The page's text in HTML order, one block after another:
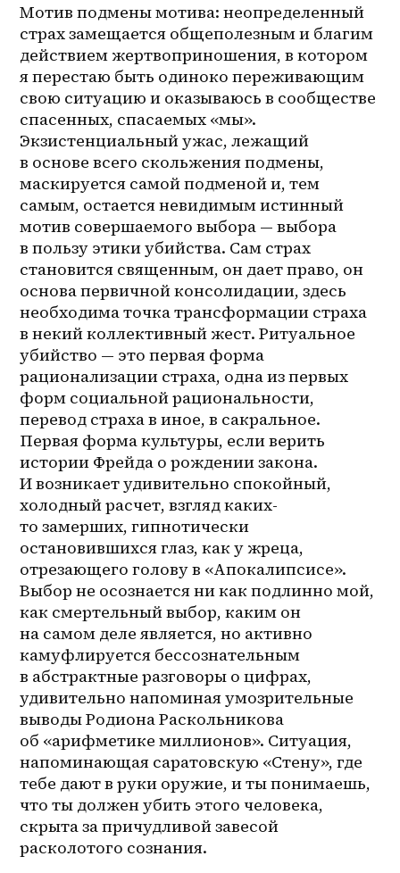
Мотив подмены мотива: неопределенный
страх замещается общеполезным и благим
действием жертвоприношения, в котором
я перестаю быть одиноко переживающим
свою ситуацию и оказываюсь в сообществе
спасенных, спасаемых «мы».
Экзистенциальный ужас, лежащий
в основе всего скольжения подмены,
маскируется самой подменой и, тем
самым, остается невидимым истинный
мотив совершаемого выбора — выбора
в пользу этики убийства. Сам страх
становится священным, он дает право, он
основа первичной консолидации, здесь
необходима точка трансформации страха
в некий коллективный жест. Ритуальное
убийство — это первая форма
рационализации страха, одна из первых
форм социальной рациональности,
перевод страха в иное, в сакральное.
Первая форма культуры, если верить
истории Фрейда о рождении закона.
И возникает удивительно спокойный,
холодный расчет, взгляд каких-
то замерших, гипнотически
остановившихся глаз, как у жреца,
отрезающего голову в «Апокалипсисе».
Выбор не осознается ни как подлинно мой,
как смертельный выбор, каким он
на самом деле является, но активно
камуфлируется бессознательным
в абстрактные разговоры о цифрах,
удивительно напоминая умозрительные
выводы Родиона Раскольникова
об «арифметике миллионов». Ситуация,
напоминающая саратовскую «Стену», где
тебе дают в руки оружие, и ты понимаешь,
что ты должен убить этого человека,
скрыта за причудливой завесой
расколотого сознания.